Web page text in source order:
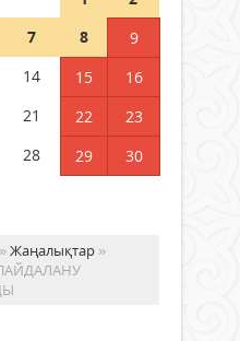
етті
7 8
9
14 15
16
21 22
23
28 29
30
»Жаңалықтар »